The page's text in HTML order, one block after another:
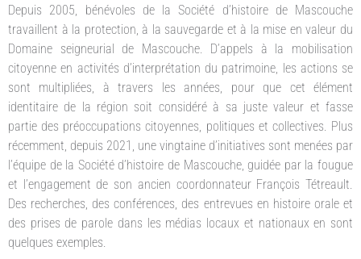
Depuis 2005, bénévoles de la Société d’histoire de Mascouche
travaillent à la protection, à la sauvegarde et à la mise en valeur du
Domaine seigneurial de Mascouche. D’appels à la mobilisation
citoyenne en activités d’interprétation du patrimoine, les actions se
sont multipliées, à travers les années, pour que cet élément
identitaire de la région soit considéré à sa juste valeur et fasse
partie des préoccupations citoyennes, politiques et collectives. Plus
récemment, depuis 2021, une vingtaine d’initiatives sont menées par
l’équipe de la Société d’histoire de Mascouche, guidée par la fougue
et l’engagement de son ancien coordonnateur François Tétreault.
Des recherches, des conférences, des entrevues en histoire orale et
des prises de parole dans les médias locaux et nationaux en sont
quelques exemples.